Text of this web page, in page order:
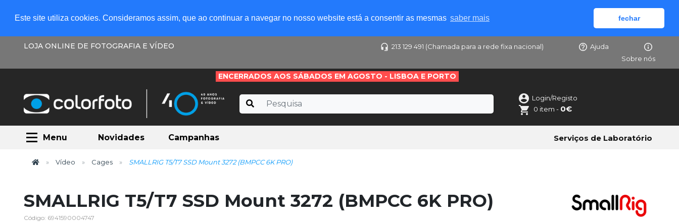
Este site utiliza cookies. Consideramos assim, que ao continuar a navegar no nosso website está a consentir as mesmas saber mais fechar
LOJA ONLINE DE FOTOGRAFIA E VÍDEO 213 129 491 (Chamada para a rede fixa nacional)
Ajuda
Sobre nós
ENCERRADOS AOS SÁBADOS EM AGOSTO - LISBOA E PORTO
Login/Registo
0 item - 0€
Menu Novidades Campanhas Serviços de Laboratório
Vídeo Cages SMALLRIG T5/T7 SSD Mount 3272 (BMPCC 6K PRO)
SMALLRIG T5/T7 SSD Mount 3272 (BMPCC 6K PRO)
Código: 6941590004747